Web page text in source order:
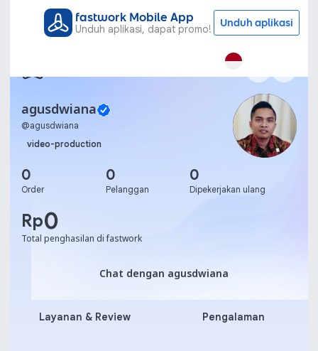
fastwork Mobile App
Unduh aplikasi, dapat promo! Unduh aplikasi
agusdwiana
@agusdwiana
video-production
0
Order
0
Pelanggan
0
Dipekerjakan ulang
Rp0
Total penghasilan di fastwork
Chat dengan agusdwiana
Chat dengan agusdwiana
Layanan & Review Pengalaman